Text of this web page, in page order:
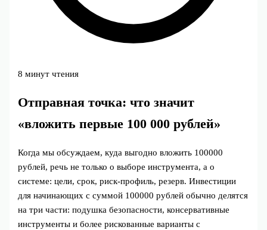
8 минут чтения
Отправная точка: что значит
«вложить первые 100 000 рублей»
Когда мы обсуждаем, куда выгодно вложить 100000
рублей, речь не только о выборе инструмента, а о
системе: цели, срок, риск-профиль, резерв. Инвестиции
для начинающих с суммой 100000 рублей обычно делятся
на три части: подушка безопасности, консервативные
инструменты и более рискованные варианты с